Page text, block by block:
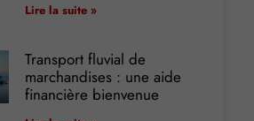
Lire la suite »
Transport fluvial de
marchandises : une aide
financière bienvenue